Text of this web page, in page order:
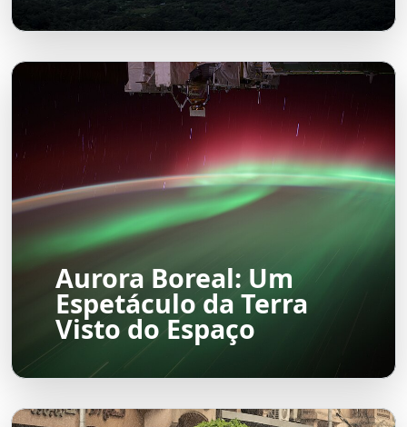
Aurora Boreal: Um
Espetáculo da Terra
Visto do Espaço